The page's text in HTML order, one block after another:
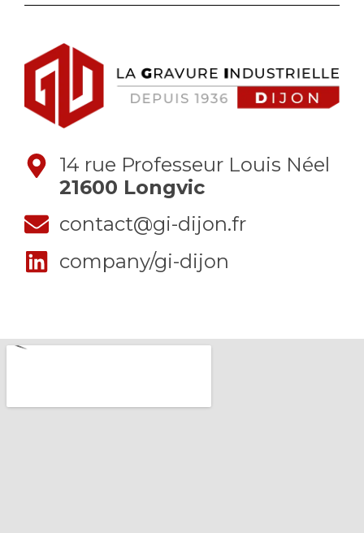
14 rue Professeur Louis Néel
21600 Longvic
contact@gi-dijon.fr
company/gi-dijon